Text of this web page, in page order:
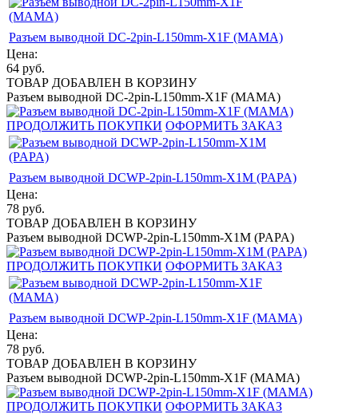
Разъем выводной DC-2pin-L150mm-X1F (MAMA)
Цена:
64 руб.
ТОВАР ДОБАВЛЕН В КОРЗИНУ
Разъем выводной DC-2pin-L150mm-X1F (MAMA)
ПРОДОЛЖИТЬ ПОКУПКИ ОФОРМИТЬ ЗАКАЗ
Разъем выводной DCWP-2pin-L150mm-X1M (PAPA)
Цена:
78 руб.
ТОВАР ДОБАВЛЕН В КОРЗИНУ
Разъем выводной DCWP-2pin-L150mm-X1M (PAPA)
ПРОДОЛЖИТЬ ПОКУПКИ ОФОРМИТЬ ЗАКАЗ
Разъем выводной DCWP-2pin-L150mm-X1F (MAMA)
Цена:
78 руб.
ТОВАР ДОБАВЛЕН В КОРЗИНУ
Разъем выводной DCWP-2pin-L150mm-X1F (MAMA)
ПРОДОЛЖИТЬ ПОКУПКИ ОФОРМИТЬ ЗАКАЗ